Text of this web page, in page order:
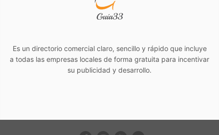
Es un directorio comercial claro, sencillo y rápido que incluye
a todas las empresas locales de forma gratuita para incentivar
su publicidad y desarrollo.